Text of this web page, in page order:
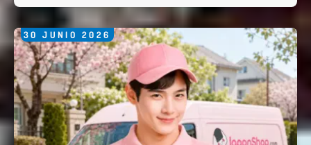
30 JUNIO 2026